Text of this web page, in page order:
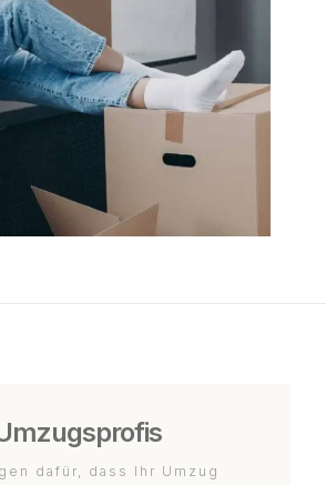
dafür, dass Ihr Umzug